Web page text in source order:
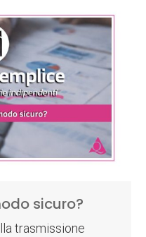
sicuro?
trasmissione